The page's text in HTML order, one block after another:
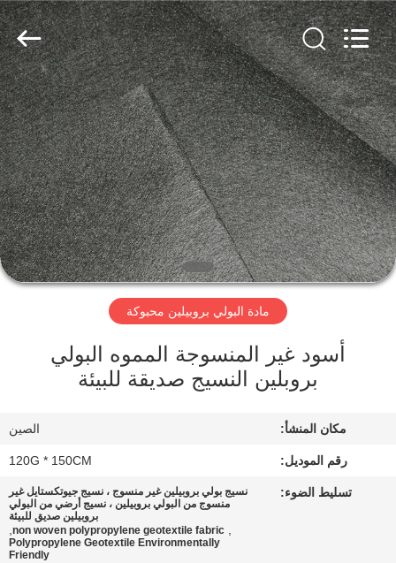
الصفحة
الرئيسية
منتجات
أشرطة
فيديو
المعمل
2026
CHANGSHU
AZURE
IMP&EXP
CO.LTD.
All
Rights
Reserved.
مادة البولي بروبيلين محبوكة
أسود غير المنسوجة المموه البولي
بروبلين النسيج صديقة للبيئة
مكان المنشأ: الصين
رقم الموديل: 120G * 150CM
تسليط الضوء:
نسيج بولي بروبيلين غير منسوج ، نسيج جيوتكستايل غير
منسوج من البولي بروبيلين ، نسيج أرضي من البولي
بروبيلين صديق للبيئة
,
non woven polypropylene geotextile fabric
,
Polypropylene Geotextile Environmentally
Friendly